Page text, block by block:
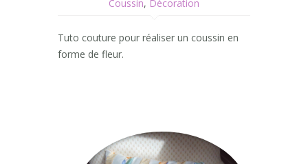
Coussin, Décoration
Tuto couture pour réaliser un coussin en
forme de fleur.